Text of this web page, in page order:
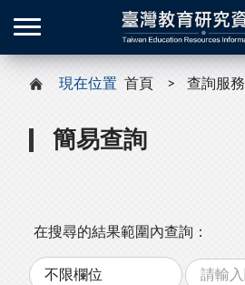
現在位置 首頁 查詢服務
簡易查詢
在搜尋的結果範圍內查詢：
分
類
關
字